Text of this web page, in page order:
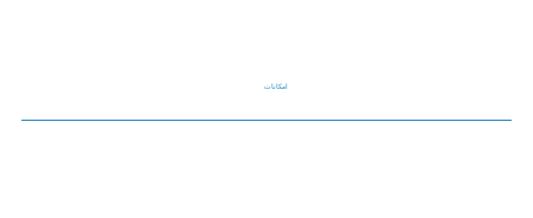
امکانات